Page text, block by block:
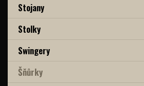
Stojany
Stolky
Swingery
Šňůrky